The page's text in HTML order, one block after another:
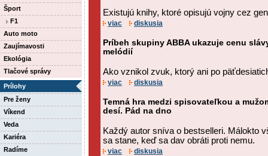
Šport
F1
Auto moto
Zaujímavosti
Ekológia
Tlačové správy
Prílohy
Pre ženy
Víkend
Veda
Kariéra
Radíme
Existujú knihy, ktoré opisujú vojny cez
viac diskusia
Príbeh skupiny ABBA ukazuje cenu
melódií
Ako vznikol zvuk, ktorý ani po
viac diskusia
Temná hra medzi spisovateľkou a
desí. Pád na dno
Každý autor sníva o bestselleri. Málokto
sa stane, keď sa dav obráti proti nemu.
viac diskusia